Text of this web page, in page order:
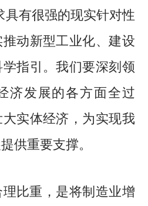
具有很强的现实针对性
动新型工业化、建设
指引。我们要深刻领
济发展的各方面全过
实体经济，为实现我
供重要支撑。
比重，是将制造业增